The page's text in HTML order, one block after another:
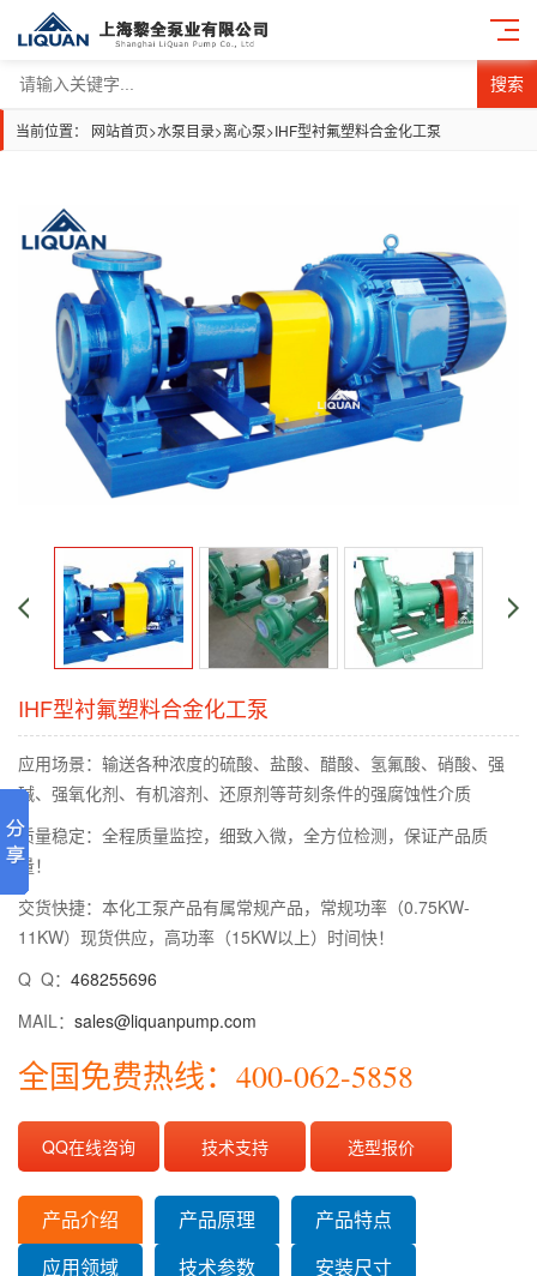
搜索
当前位置： 网站首页>水泵目录>离心泵>IHF型衬氟塑料合金化工泵
IHF型衬氟塑料合金化工泵
应用场景：输送各种浓度的硫酸、盐酸、醋酸、氢氟酸、硝酸、强
碱、强氧化剂、有机溶剂、还原剂等苛刻条件的强腐蚀性介质
质量稳定：全程质量监控，细致入微，全方位检测，保证产品质
量！
交货快捷：本化工泵产品有属常规产品，常规功率（0.75KW-
11KW）现货供应，高功率（15KW以上）时间快！
Q Q： 468255696
MAIL： sales@liquanpump.com
全国免费热线：400-062-5858
QQ在线咨询 技术支持 选型报价
产品介绍 产品原理
产品特点
应用领域
技术参数
安装尺寸